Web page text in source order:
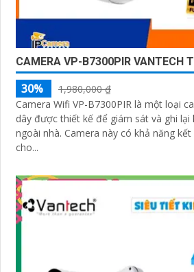
CAMERA VP-B7300PIR VANTECH
30%
1,980,000 ₫
Camera Wifi VP-B7300PIR là một loại
dây được thiết kế để giám sát và ghi lại
ngoài nhà. Camera này có khả năng kết nối với mạng wifi,
cho...